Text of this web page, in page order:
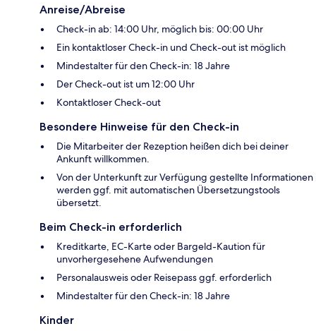
Anreise/Abreise
Check-in ab: 14:00 Uhr, möglich bis: 00:00 Uhr
Ein kontaktloser Check-in und Check-out ist möglich
Mindestalter für den Check-in: 18 Jahre
Der Check-out ist um 12:00 Uhr
Kontaktloser Check-out
Besondere Hinweise für den Check-in
Die Mitarbeiter der Rezeption heißen dich bei deiner
Ankunft willkommen.
Von der Unterkunft zur Verfügung gestellte Informationen
werden ggf. mit automatischen Übersetzungstools
übersetzt.
Beim Check-in erforderlich
Kreditkarte, EC-Karte oder Bargeld-Kaution für
unvorhergesehene Aufwendungen
Personalausweis oder Reisepass ggf. erforderlich
Mindestalter für den Check-in: 18 Jahre
Kinder